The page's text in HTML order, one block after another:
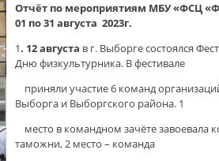
Отчёт по мероприятиям МБУ «ФСЦ
01 по 31 августа 2023г.
1. 12 августа в г. Выборге состоялся
Дню физкультурника. В фестивале
приняли участие 6 команд
Выборга и Выборгского района. 1
место в командном зачёте завоевала
таможни, 2 место – команда